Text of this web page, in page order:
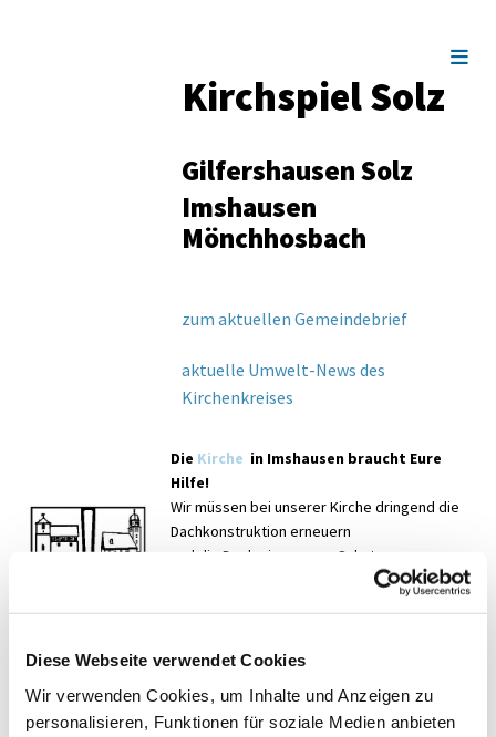
Diese Webseite verwendet Cookies
Wir verwenden Cookies, um Inhalte und Anzeigen zu
personalisieren, Funktionen für soziale Medien anbieten
Kirchspiel Solz
Gilfershausen Solz
Imshausen
Mönchhosbach
zum aktuellen Gemeindebrief
aktuelle Umwelt-News des
Kirchenkreises
Die Kirche in Imshausen braucht Eure
Hilfe!
Wir müssen bei unserer Kirche dringend die
Dachkonstruktion erneuern
und die Decke innen zum Schutz vor
zusammengesetzt werden.
€65000,-, den die
Imshäuser Kirchengemeinde nicht alleine